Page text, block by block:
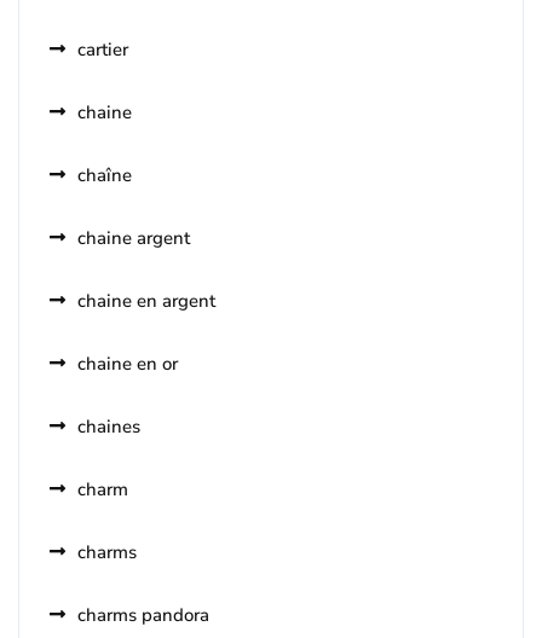
cartier
chaine
chaîne
chaine argent
chaine en argent
chaine en or
chaines
charm
charms
charms pandora